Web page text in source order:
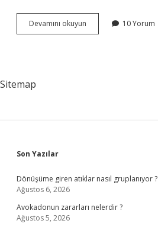
Devamını okuyun Yağların
Görevi
10 Yorum
Sitemap
Sidebar
Son Yazılar
Dönüşüme giren atıklar nasıl gruplanıyor ?
Ağustos 6, 2026
Avokadonun zararları nelerdir ?
Ağustos 5, 2026